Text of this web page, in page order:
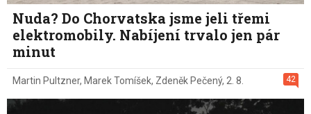
Nuda? Do Chorvatska jsme jeli třemi
elektromobily. Nabíjení trvalo jen pár
minut
42
Martin Pultzner, Marek Tomíšek, Zdeněk Pečený, 2. 8.